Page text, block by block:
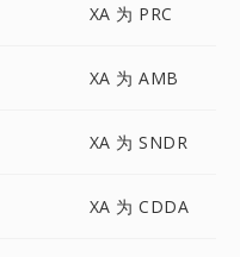
XA 为 PRC
XA 为 AMB
XA 为 SNDR
XA 为 CDDA